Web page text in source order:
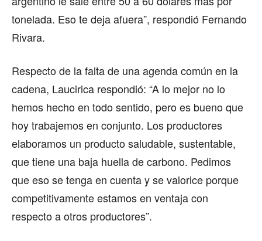
tonelada. Eso te deja afuera”, respondió Fernando
Rivara.
Respecto de la falta de una agenda común en la
cadena, Laucirica respondió: “A lo mejor no lo
hemos hecho en todo sentido, pero es bueno que
hoy trabajemos en conjunto. Los productores
elaboramos un producto saludable, sustentable,
que tiene una baja huella de carbono. Pedimos
que eso se tenga en cuenta y se valorice porque
competitivamente estamos en ventaja con
respecto a otros productores”.